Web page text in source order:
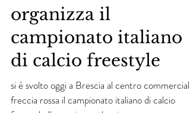
2017 Footwork
organizza il
campionato italiano
di calcio freestyle
si è svolto oggi a Brescia al centro commerciale